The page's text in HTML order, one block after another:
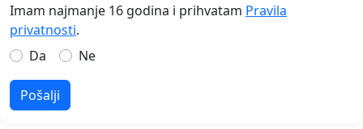
Imam najmanje 16 godina i prihvatam Pravila
privatnosti.
Da
Ne
Pošalji